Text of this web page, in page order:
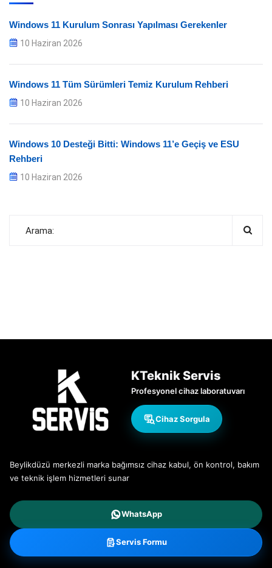
Windows 11 Kurulum Sonrası Yapılması Gerekenler
10 Haziran 2026
Windows 11 Tüm Sürümleri Temiz Kurulum Rehberi
10 Haziran 2026
Windows 10 Desteği Bitti: Windows 11’e Geçiş ve ESU
Rehberi
10 Haziran 2026
KTeknik Servis
Profesyonel cihaz laboratuvarı
Cihaz Sorgula
Beylikdüzü merkezli marka bağımsız cihaz kabul, ön kontrol, bakım
ve teknik işlem hizmetleri sunar
WhatsApp
Servis Formu